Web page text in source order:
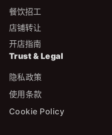
餐饮招工
店铺转让
开店指南
Trust & Legal
隐私政策
使用条款
Cookie Policy